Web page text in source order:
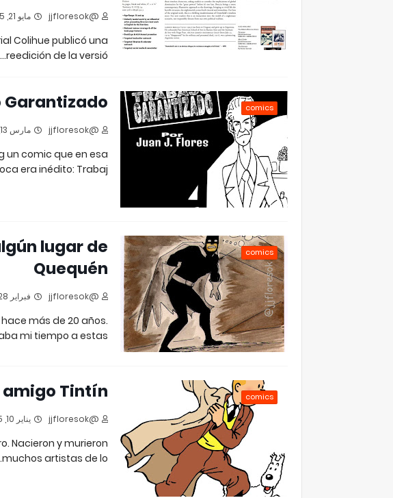
@jjfloresok مايو 21, 2025
Colihue publicó una
reedición de la versió…
comics
Garantizado
@jjfloresok مارس 13, 2025
un comic que en esa
era inédito: Trabaj…
comics
lugar de
Quequén
@jjfloresok فبراير 28, 2025
más de 20 años.
mi tiempo a estas …
comics
amigo Tintín
@jjfloresok يناير 10, 2025
Nacieron y murieron
muchos artistas de lo…